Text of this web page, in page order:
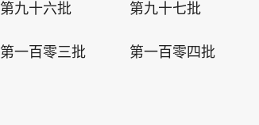
第九十六批 第九十七批
第一百零三批 第一百零四批